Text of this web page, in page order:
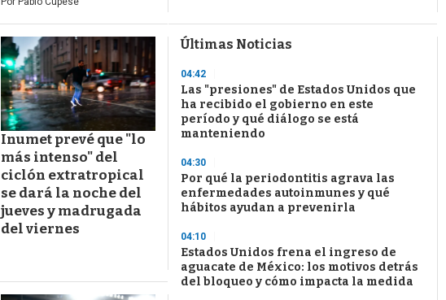
Inumet prevé que "lo
más intenso" del
ciclón extratropical
se dará la noche del
jueves y madrugada
del viernes
Últimas Noticias
04:42
Las "presiones" de Estados Unidos que
ha recibido el gobierno en este
período y qué diálogo se está
manteniendo
04:30
Por qué la periodontitis agrava las
enfermedades autoinmunes y qué
hábitos ayudan a prevenirla
04:10
Estados Unidos frena el ingreso de
aguacate de México: los motivos detrás
del bloqueo y cómo impacta la medida